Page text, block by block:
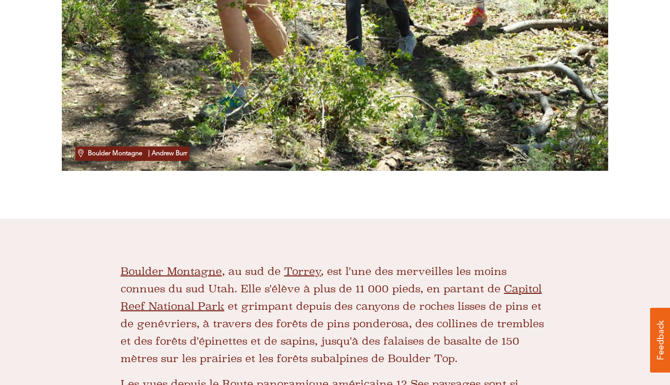
Boulder Montagne | Andrew Burr
Boulder Montagne, au sud de Torrey, est l'une des merveilles les moins
connues du sud Utah. Elle s'élève à plus de 11 000 pieds, en partant de Capitol
Reef National Parket grimpant depuis des canyons de roches lisses de pins et
de genévriers, à travers des forêts de pins ponderosa, des collines de trembles
et des forêts d'épinettes et de sapins, jusqu'à des falaises de basalte de 150
mètres sur les prairies et les forêts subalpines de Boulder Top.